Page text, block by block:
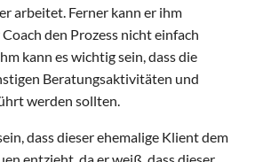
arbeitet. Ferner kann er ihm
den Prozess nicht einfach
kann es wichtig sein, dass die
Beratungsaktivitäten und
werden sollten.
dass dieser ehemalige Klient dem